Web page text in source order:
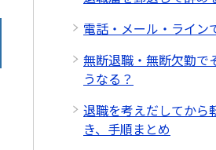
電話・メール・ライン
無断退職・無断欠勤で
うなる？
退職を考えだしてから
き、手順まとめ